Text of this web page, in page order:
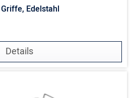
Edelstahl
Details